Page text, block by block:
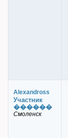
Alexandross
Участник
������
Смоленск